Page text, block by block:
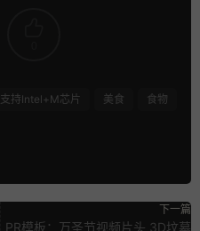
支持Intel+M芯片 美食
食物
下一篇
PR模板：万圣节视频片头 3D坟墓